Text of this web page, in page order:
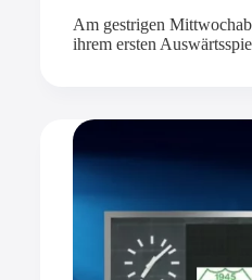
Am gestrigen
ihrem ersten